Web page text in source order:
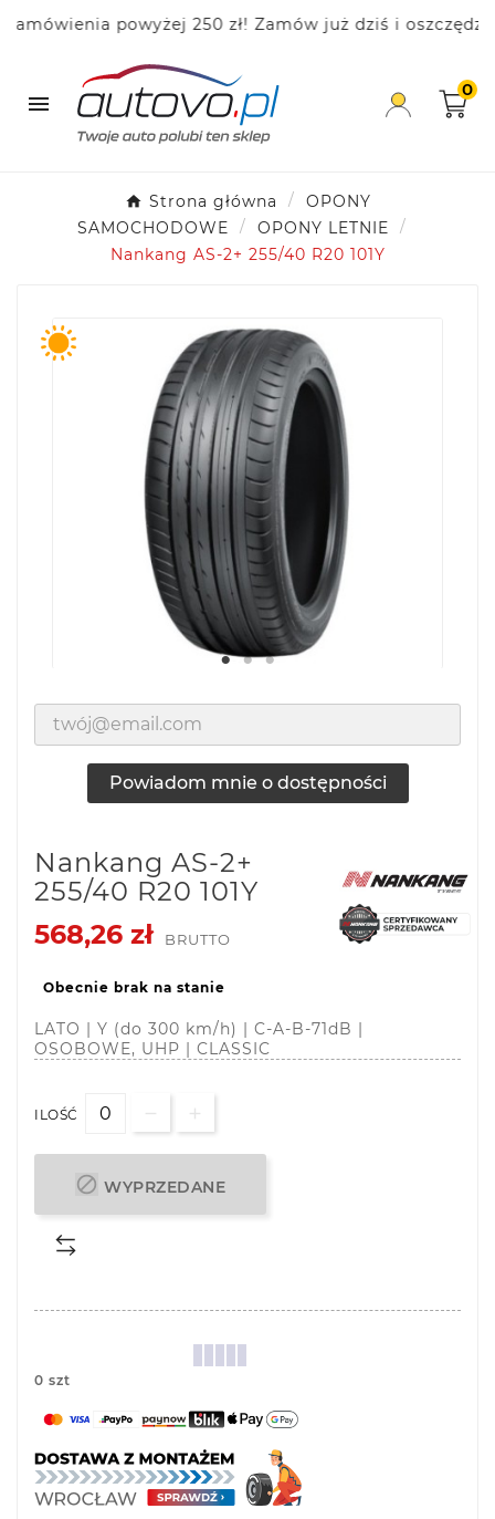
powyżej 250 zł! Zamów już dziś i oszczędzaj!

0
Strona główna
OPONY
SAMOCHODOWE
OPONY LETNIE
Nankang AS-2+ 255/40 R20 101Y
Powiadom mnie o dostępności
Nankang AS-2+
255/40 R20 101Y
568,26 zł
BRUTTO
Obecnie brak na stanie
LATO | Y (do 300 km/h) | C-A-B-71dB |
OSOBOWE, UHP | CLASSIC
ILOŚĆ
 WYPRZEDANE
0 szt